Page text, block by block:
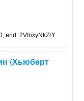
erid: 2VfnxyNkZrY.
(Хьюберт